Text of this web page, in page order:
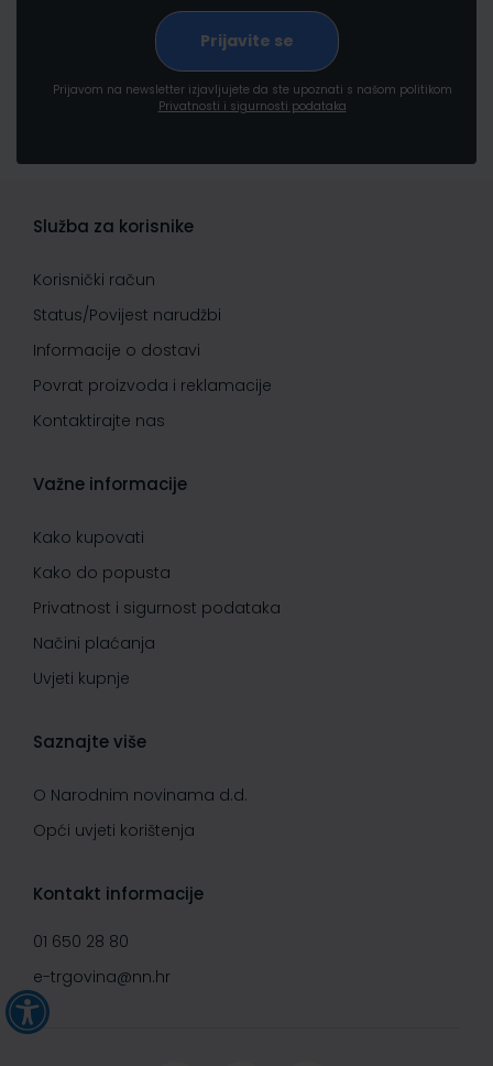
Prijavom na newsletter izjavljujete da ste upoznati s našom politikom
Privatnosti i sigurnosti podataka
Služba za korisnike
Korisnički račun
Status/Povijest narudžbi
Informacije o dostavi
Povrat proizvoda i reklamacije
Kontaktirajte nas
Važne informacije
Kako kupovati
Kako do popusta
Privatnost i sigurnost podataka
Načini plaćanja
Uvjeti kupnje
Saznajte više
O Narodnim novinama d.d.
Opći uvjeti korištenja
Kontakt informacije
01 650 28 80
e-trgovina@nn.hr